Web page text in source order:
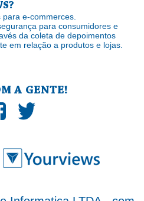
e-commerces.
para consumidores e
da coleta de depoimentos
em relação a produtos e lojas.
A GENTE!